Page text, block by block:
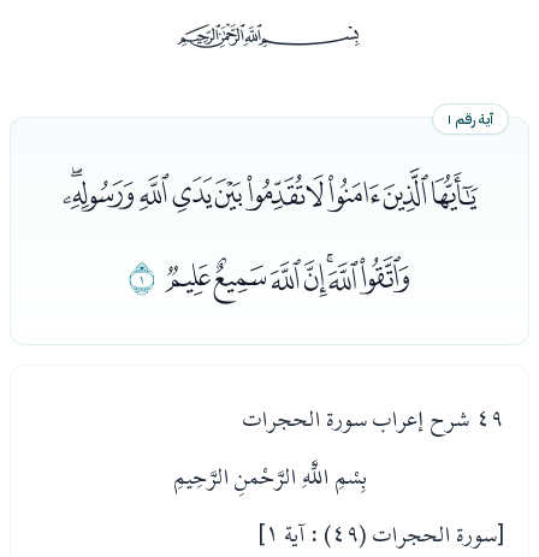
ﰡ
آية رقم ١
ﮎﮏﮐﮑﮒﮓﮔﮕﮖﮗ
ﮘﮙﮚﮛﮜﮝﮞﮟ
٤٩ شرح إعراب سورة الحجرات
بِسْمِ اللَّهِ الرَّحْمنِ الرَّحِيمِ
[سورة الحجرات (٤٩) : آية ١]